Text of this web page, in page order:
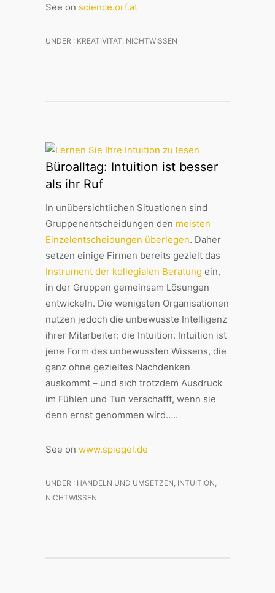
See on science.orf.at
UNDER : KREATIVITÄT, NICHTWISSEN
Büroalltag: Intuition ist besser
als ihr Ruf
In unübersichtlichen Situationen sind
Gruppenentscheidungen den meisten
Einzelentscheidungen überlegen. Daher
setzen einige Firmen bereits gezielt das
Instrument der kollegialen Beratung ein,
in der Gruppen gemeinsam Lösungen
entwickeln. Die wenigsten Organisationen
nutzen jedoch die unbewusste Intelligenz
ihrer Mitarbeiter: die Intuition. Intuition ist
jene Form des unbewussten Wissens, die
ganz ohne gezieltes Nachdenken
auskommt – und sich trotzdem Ausdruck
im Fühlen und Tun verschafft, wenn sie
denn ernst genommen wird…..
See on www.spiegel.de
UNDER : HANDELN UND UMSETZEN, INTUITION,
NICHTWISSEN